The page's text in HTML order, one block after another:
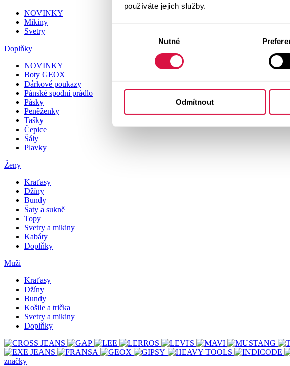
používáte jejich služby.
Nutné
Odmítnout
NOVINKY
Mikiny
Svetry
Doplňky
NOVINKY
Boty GEOX
Dárkové poukazy
Pánské spodní prádlo
Pásky
Peněženky
Tašky
Čepice
Šály
Plavky
Ženy
Kraťasy
Džíny
Bundy
Šaty a sukně
Topy
Svetry a mikiny
Kabáty
Doplňky
Muži
Kraťasy
Džíny
Bundy
Košile a trička
Svetry a mikiny
Doplňky
značky